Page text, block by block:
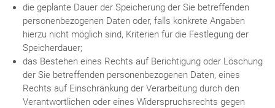
die geplante Dauer der Speicherung der Sie betreffenden
personenbezogenen Daten oder, falls konkrete Angaben
hierzu nicht möglich sind, Kriterien für die Festlegung der
Speicherdauer;
das Bestehen eines Rechts auf Berichtigung oder Löschung
der Sie betreffenden personenbezogenen Daten, eines
Rechts auf Einschränkung der Verarbeitung durch den
Verantwortlichen oder eines Widerspruchsrechts gegen